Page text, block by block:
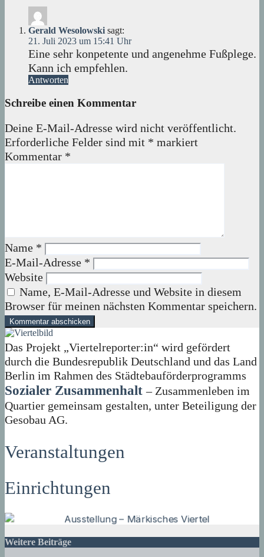
Gerald Wesolowski sagt:
21. Juli 2023 um 15:41 Uhr
Eine sehr konpetente und angenehme Fußplege.
Kann ich empfehlen.
Antworten
Schreibe einen Kommentar
Deine E-Mail-Adresse wird nicht veröffentlicht.
Erforderliche Felder sind mit * markiert
Kommentar *
Name *
E-Mail-Adresse *
Website
Name, E-Mail-Adresse und Website in diesem
Browser für meinen nächsten Kommentar speichern.
Das Projekt „Viertelreporter:in“ wird gefördert
durch die Bundesrepublik Deutschland und das Land
Berlin im Rahmen des Städtebauförderprogramms
Sozialer Zusammenhalt – Zusammenleben im
Quartier gemeinsam gestalten, unter Beteiligung der
Gesobau AG.
Veranstaltungen
Einrichtungen
Weitere Beiträge